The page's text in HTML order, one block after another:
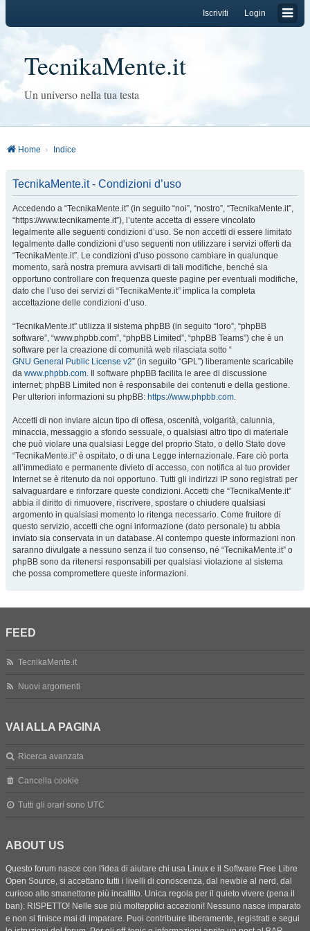
Login
Iscriviti
TecnikaMente.it
Un universo nella tua testa
Home Indice
TecnikaMente.it - Condizioni d’uso
Accedendo a “TecnikaMente.it” (in seguito “noi”, “nostro”, “TecnikaMente.it”,
“https://www.tecnikamente.it”), l’utente accetta di essere vincolato
legalmente alle seguenti condizioni d’uso. Se non accetti di essere limitato
legalmente dalle condizioni d’uso seguenti non utilizzare i servizi offerti da
“TecnikaMente.it”. Le condizioni d’uso possono cambiare in qualunque
momento, sarà nostra premura avvisarti di tali modifiche, benché sia
opportuno controllare con frequenza queste pagine per eventuali modifiche,
dato che l’uso dei servizi di “TecnikaMente.it” implica la completa
accettazione delle condizioni d’uso.
“TecnikaMente.it” utilizza il sistema phpBB (in seguito “loro”, “phpBB
software”, “www.phpbb.com”, “phpBB Limited”, “phpBB Teams”) che è un
software per la creazione di comunità web rilasciata sotto “
GNU General Public License v2” (in seguito “GPL”) liberamente scaricabile
da www.phpbb.com. Il software phpBB facilita le aree di discussione
internet; phpBB Limited non è responsabile dei contenuti e della gestione.
Per ulteriori informazioni su phpBB: https://www.phpbb.com.
Accetti di non inviare alcun tipo di offesa, oscenità, volgarità, calunnia,
minaccia, messaggio a sfondo sessuale, o qualsiasi altro tipo di materiale
che può violare una qualsiasi Legge del proprio Stato, o dello Stato dove
“TecnikaMente.it” è ospitato, o di una Legge internazionale. Fare ciò porta
all’immediato e permanente divieto di accesso, con notifica al tuo provider
Internet se è ritenuto da noi opportuno. Tutti gli indirizzi IP sono registrati per
salvaguardare e rinforzare queste condizioni. Accetti che “TecnikaMente.it”
abbia il diritto di rimuovere, riscrivere, spostare o chiudere qualsiasi
argomento in qualsiasi momento lo ritenga necessario. Come fruitore di
questo servizio, accetti che ogni informazione (dato personale) tu abbia
inviato sia conservata in un database. Al contempo queste informazioni non
saranno divulgate a nessuno senza il tuo consenso, né “TecnikaMente.it” o
phpBB sono da ritenersi responsabili per qualsiasi violazione al sistema
che possa compromettere queste informazioni.
FEED
TecnikaMente.it
Nuovi argomenti
VAI ALLA PAGINA
Ricerca avanzata
Cancella cookie
Tutti gli orari sono UTC
ABOUT US
Questo forum nasce con l'idea di aiutare chi usa Linux e il Software Free Libre
Open Source, si accettano tutti i livelli di conoscenza, dal newbie al nerd, dal
curioso allo smanettone più incallito. Unica regola per il quieto vivere (pena il
ban): RISPETTO! Nelle sue più moltepplici accezioni! Nessuno nasce imparato
e non si finisce mai di imparare. Puoi contribuire liberamente, registrati e segui